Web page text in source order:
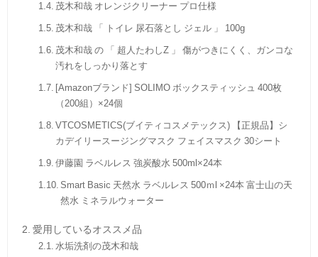
茂木和哉 オレンジクリーナー プロ仕様
茂木和哉 「 トイレ 尿石落とし ジェル 」 100g
茂木和哉 の 「 超人たわしZ 」 傷がつきにくく、ガンコな
汚れをしっかり落とす
[Amazonブランド] SOLIMO ボックスティッシュ 400枚
（200組）×24個
VTCOSMETICS(ブイティコスメテックス) 【正規品】シ
カデイリースージングマスク フェイスマスク 30シート
伊藤園 ラベルレス 強炭酸水 500ml×24本
Smart Basic 天然水 ラベルレス 500ｍl ×24本 富士山の天
然水 ミネラルウォーター
愛用しているオススメ品
水垢洗剤の茂木和哉